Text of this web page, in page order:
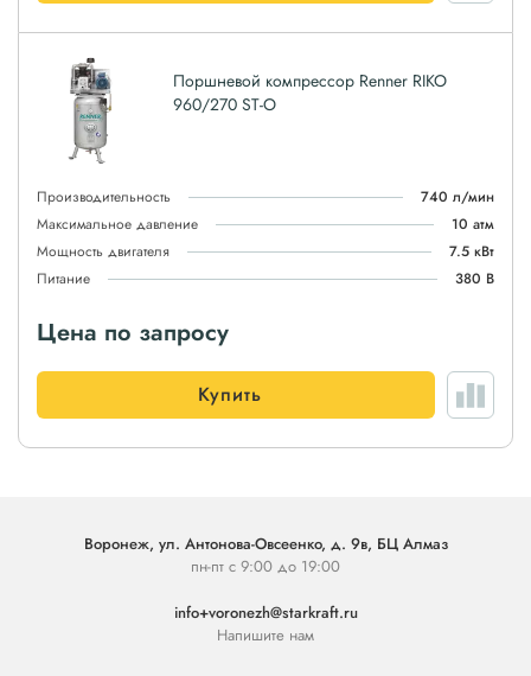
Поршневой компрессор Renner RIKO
960/270 ST-O
Производительность
740 л/мин
Максимальное давление
10 атм
Мощность двигателя
7.5 кВт
Питание
380 В
Цена по запросу
Купить
Воронеж, ул. Антонова-Овсеенко, д. 9в, БЦ Алмаз
пн-пт с 9:00 до 19:00
info+voronezh@starkraft.ru
Напишите нам